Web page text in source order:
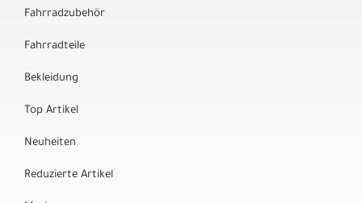
Fahrradzubehör
Fahrradteile
Bekleidung
Top Artikel
Neuheiten
Reduzierte Artikel